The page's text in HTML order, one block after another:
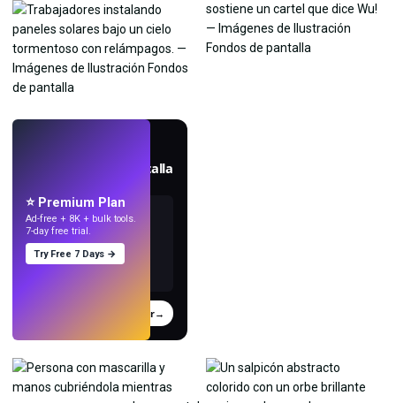
Crea fondos de pantalla
Probar→
⭐ Premium Plan
Ad-free + 8K + bulk tools.
7-day free trial.
Try Free 7 Days →